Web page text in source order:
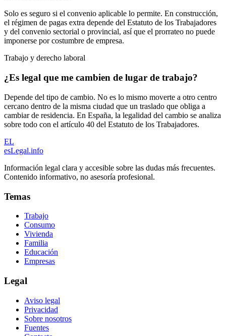
Solo es seguro si el convenio aplicable lo permite. En construcción,
el régimen de pagas extra depende del Estatuto de los Trabajadores
y del convenio sectorial o provincial, así que el prorrateo no puede
imponerse por costumbre de empresa.
Trabajo y derecho laboral
¿Es legal que me cambien de lugar de trabajo?
Depende del tipo de cambio. No es lo mismo moverte a otro centro
cercano dentro de la misma ciudad que un traslado que obliga a
cambiar de residencia. En España, la legalidad del cambio se analiza
sobre todo con el artículo 40 del Estatuto de los Trabajadores.
EL
esLegal.info
Información legal clara y accesible sobre las dudas más frecuentes.
Contenido informativo, no asesoría profesional.
Temas
Trabajo
Consumo
Vivienda
Familia
Educación
Empresas
Legal
Aviso legal
Privacidad
Sobre nosotros
Fuentes